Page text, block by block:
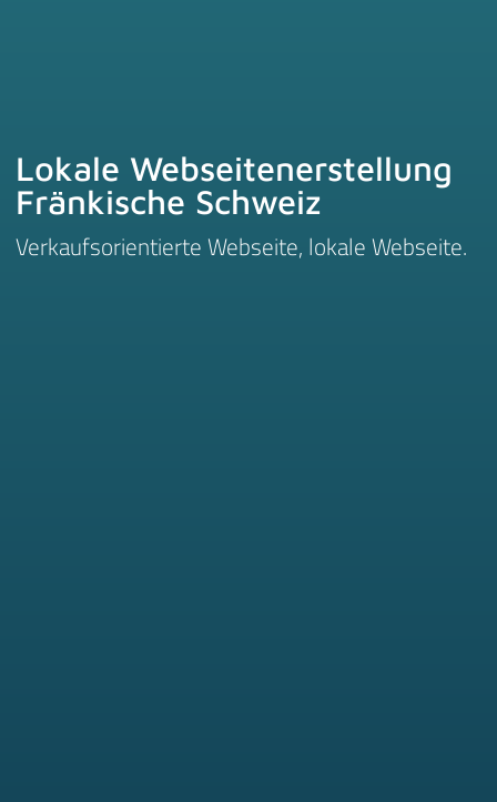
Lokale Webseitenerstellung
Fränkische Schweiz
Verkaufsorientierte Webseite, lokale Webseite.